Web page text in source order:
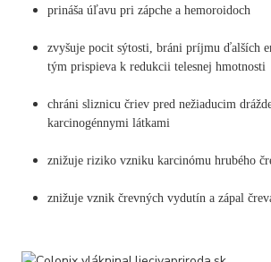
prináša úľavu pri zápche a hemoroidoch
zvyšuje pocit sýtosti, bráni príjmu ďalších
tým prispieva k redukcii telesnej hmotnosti
chráni sliznicu čriev pred nežiaducim
karcinogénnymi látkami
znižuje riziko vzniku karcinómu hrubého
znižuje vznik črevných vydutín a zápal